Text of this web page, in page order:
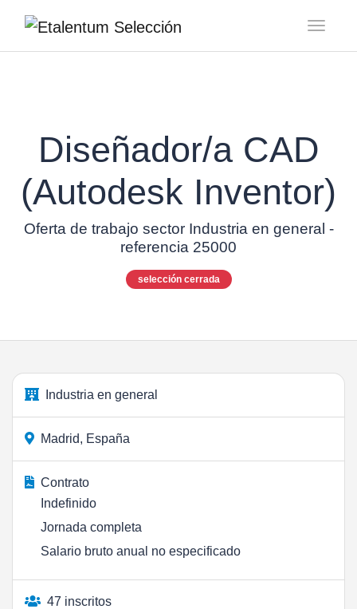
Diseñador/a CAD
(Autodesk Inventor)
Oferta de trabajo sector Industria en general -
referencia 25000
selección cerrada
Industria en general
Madrid, España
Contrato
Indefinido
Jornada completa
Salario bruto anual no especificado
47 inscritos